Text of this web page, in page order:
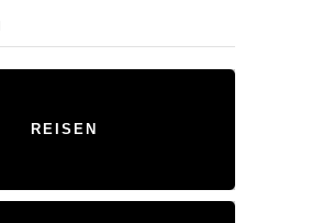
REISEN